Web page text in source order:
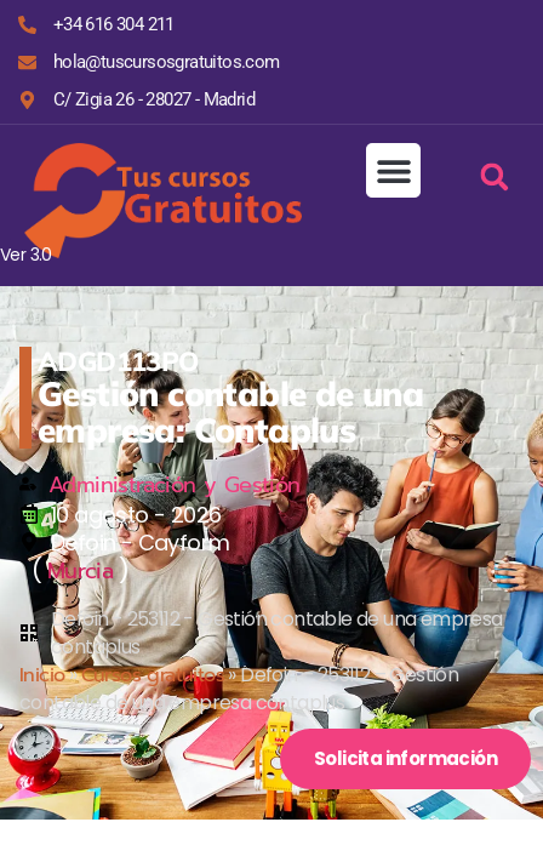
+34 616 304 211
hola@tuscursosgratuitos.com
C/ Zigia 26 - 28027 - Madrid
Ver 3.0
ADGD113PO
Gestión contable de una
empresa: Contaplus
Administración y Gestión
10 agosto - 2026
Defoin - Cayform
(Murcia)
Defoin - 253112 - Gestión contable de una empresa
contaplus
Inicio»Cursos gratuitos»Defoin – 253112 – Gestión
contable de una empresa contaplus
Solicita información